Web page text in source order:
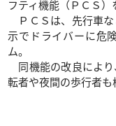
フティ機能（ＰＣＳ）
ＰＣＳは、先行車
示でドライバーに危
ム。
同機能の改良によ
転者や夜間の歩行者も